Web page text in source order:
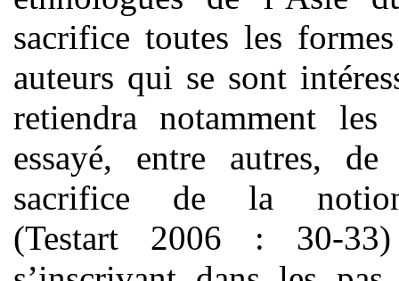
sacrifice toutes les
auteurs qui se sont
retiendra notamment
essayé, entre autres,
sacrifice de la
(Testart 2006 : 30-